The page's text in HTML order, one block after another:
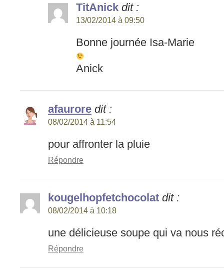
TitAnick dit :
13/02/2014 à 09:50
Bonne journée Isa-Marie
Anick
afaurore dit :
08/02/2014 à 11:54
pour affronter la pluie
Répondre
kougelhopfetchocolat dit :
08/02/2014 à 10:18
une délicieuse soupe qui va nous
Répondre